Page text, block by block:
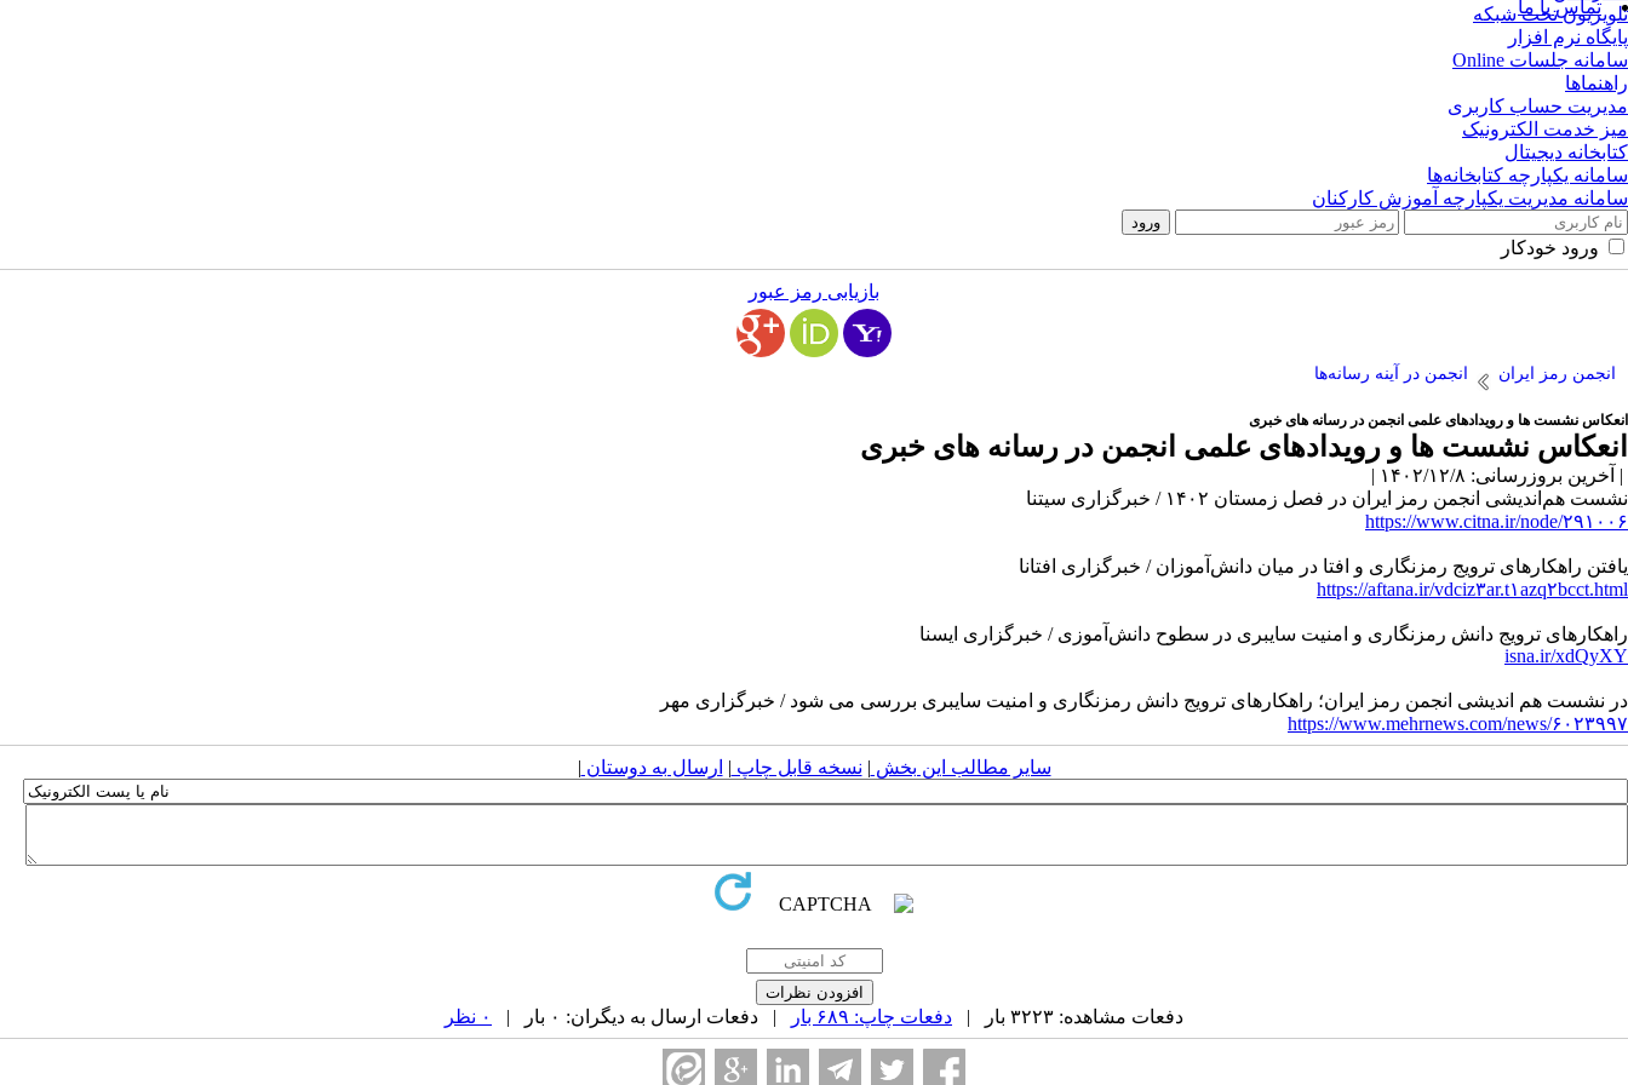
تماس با ما
تلویزیون تحت شبکه
پایگاه نرم افزار
سامانه جلسات Online
راهنماها
مدیریت حساب کاربری
میز خدمت الکترونیک
کتابخانه دیجیتال
سامانه یکپارچه کتابخانه‌ها
سامانه مدیریت یکپارچه آموزش کارکنان
ورود خودکار
بازیابی رمز عبور
انجمن رمز ایران انجمن در آینه رسانه‌ها
انعکاس نشست ها و رویدادهای علمی انجمن در رسانه های خبری
انعکاس نشست ها و رویدادهای علمی انجمن در رسانه های خبری
| آخرین بروزرسانی: ۱۴۰۲/۱۲/۸ |
نشست هم‌اندیشی انجمن رمز ایران در فصل زمستان ۱۴۰۲ / خبرگزاری سیتنا
https://www.citna.ir/node/۲۹۱۰۰۶
یافتن راهکارهای ترویج رمزنگاری و افتا در میان دانش‌آموزان / خبرگزاری افتانا
https://aftana.ir/vdciz۳ar.t۱azq۲bcct.html
راهکارهای ترویج دانش رمزنگاری و امنیت سایبری در سطوح دانش‌آموزی / خبرگزاری ایسنا
isna.ir/xdQyXY
در نشست هم اندیشی انجمن رمز ایران؛ راهکارهای ترویج دانش رمزنگاری و امنیت سایبری بررسی می شود / خبرگزاری مهر
https://www.mehrnews.com/news/۶۰۲۳۹۹۷
سایر مطالب این بخش | نسخه قابل چاپ | ارسال به دوستان |
دفعات مشاهده: ۳۲۲۳ بار | دفعات چاپ: ۶۸۹ بار | دفعات ارسال به دیگران: ۰ بار | ۰ نظر